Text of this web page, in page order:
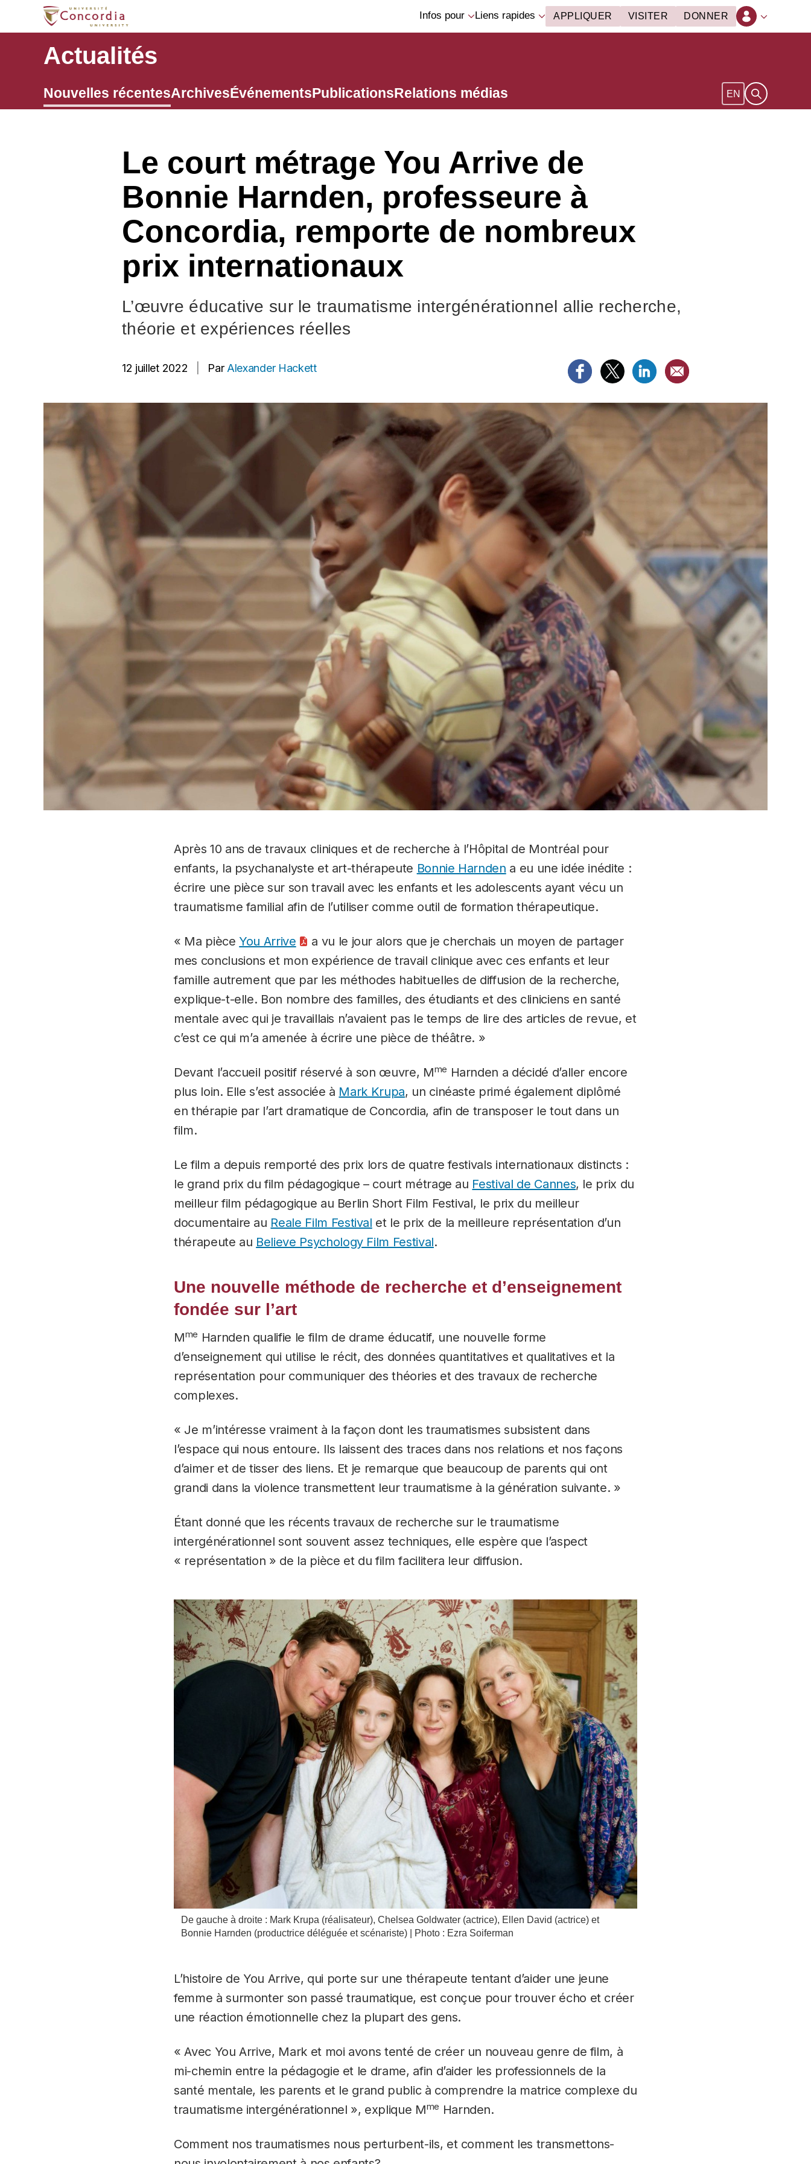
Infos pour Liens rapides APPLIQUER VISITER DONNER
Actualités
Nouvelles récentesArchivesÉvénementsPublicationsRelations médias EN Ouvrir le
Le court métrage You Arrive de
Bonnie Harnden, professeure à
Concordia, remporte de nombreux
prix internationaux
L’œuvre éducative sur le traumatisme intergénérationnel allie recherche,
théorie et expériences réelles
12 juillet 2022 Par Alexander Hackett
Après 10 ans de travaux cliniques et de recherche à l’Hôpital de Montréal pour
enfants, la psychanalyste et art-thérapeute Bonnie Harnden a eu une idée inédite :
écrire une pièce sur son travail avec les enfants et les adolescents ayant vécu un
traumatisme familial afin de l’utiliser comme outil de formation thérapeutique.
« Ma pièce You Arrive
a vu le jour alors que je cherchais un moyen de partager
mes conclusions et mon expérience de travail clinique avec ces enfants et leur
famille autrement que par les méthodes habituelles de diffusion de la recherche,
explique-t-elle. Bon nombre des familles, des étudiants et des cliniciens en santé
mentale avec qui je travaillais n’avaient pas le temps de lire des articles de revue, et
c’est ce qui m’a amenée à écrire une pièce de théâtre. »
Devant l’accueil positif réservé à son œuvre, Mme Harnden a décidé d’aller encore
plus loin. Elle s’est associée à Mark Krupa, un cinéaste primé également diplômé
en thérapie par l’art dramatique de Concordia, afin de transposer le tout dans un
film.
Le film a depuis remporté des prix lors de quatre festivals internationaux distincts :
le grand prix du film pédagogique – court métrage au Festival de Cannes, le prix du
meilleur film pédagogique au Berlin Short Film Festival, le prix du meilleur
documentaire au Reale Film Festival et le prix de la meilleure représentation d’un
thérapeute au Believe Psychology Film Festival.
Une nouvelle méthode de recherche et d’enseignement
fondée sur l’art
Mme Harnden qualifie le film de drame éducatif, une nouvelle forme
d’enseignement qui utilise le récit, des données quantitatives et qualitatives et la
représentation pour communiquer des théories et des travaux de recherche
complexes.
« Je m’intéresse vraiment à la façon dont les traumatismes subsistent dans
l’espace qui nous entoure. Ils laissent des traces dans nos relations et nos façons
d’aimer et de tisser des liens. Et je remarque que beaucoup de parents qui ont
grandi dans la violence transmettent leur traumatisme à la génération suivante. »
Étant donné que les récents travaux de recherche sur le traumatisme
intergénérationnel sont souvent assez techniques, elle espère que l’aspect
« représentation » de la pièce et du film facilitera leur diffusion.
De gauche à droite : Mark Krupa (réalisateur), Chelsea Goldwater (actrice), Ellen David (actrice) et
Bonnie Harnden (productrice déléguée et scénariste) | Photo : Ezra Soiferman
L’histoire de You Arrive, qui porte sur une thérapeute tentant d’aider une jeune
femme à surmonter son passé traumatique, est conçue pour trouver écho et créer
une réaction émotionnelle chez la plupart des gens.
« Avec You Arrive, Mark et moi avons tenté de créer un nouveau genre de film, à
mi-chemin entre la pédagogie et le drame, afin d’aider les professionnels de la
santé mentale, les parents et le grand public à comprendre la matrice complexe du
traumatisme intergénérationnel », explique Mme Harnden.
Comment nos traumatismes nous perturbent-ils, et comment les transmettons-